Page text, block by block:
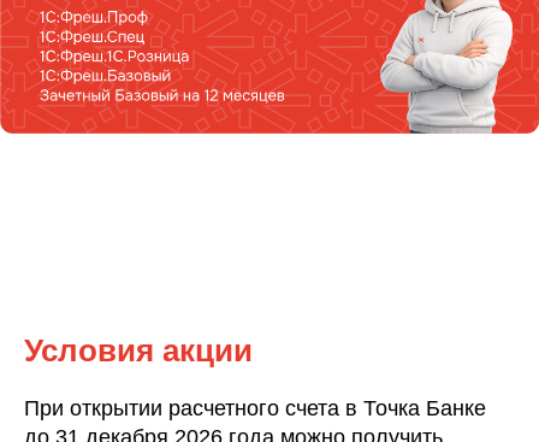
Условия акции
При открытии расчетного счета в Точка Банке